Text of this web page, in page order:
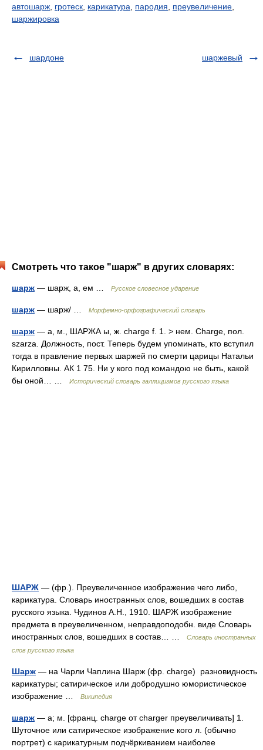
автошарж гротеск карикатура пародия преувеличение
шаржировка
шардоне шаржевый
Смотреть что такое "шарж" в других словарях:
шарж — шарж, а, ем … Русское словесное ударение
шарж — шарж/ … Морфемно-орфографический словарь
шарж — а, м., ШАРЖА ы, ж. charge f. 1. > нем. Charge, пол.
szarza. Должность, пост. Теперь будем упоминать, кто вступил
тогда в правление первых шаржей по смерти царицы Натальи
Кирилловны. АК 1 75. Ни у кого под командою не быть, какой
бы оной… …
Исторический словарь галлицизмов русского языка
ШАРЖ — (фр.). Преувеличенное изображение чего либо,
карикатура. Словарь иностранных слов, вошедших в состав
русского языка. Чудинов А.Н., 1910. ШАРЖ изображение
предмета в преувеличенном, неправдоподобн. виде Словарь
иностранных слов, вошедших в состав… …
Словарь иностранных
слов русского языка
Шарж — на Чарли Чаплина Шарж (фр. charge) разновидность
карикатуры; сатирическое или добродушно юмористическое
изображение …
Википедия
шарж — а; м. [франц. charge от charger преувеличивать] 1.
Шуточное или сатирическое изображение кого л. (обычно
портрет) с карикатурным подчёркиванием наиболее